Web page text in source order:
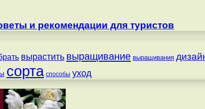
и рекомендации для туристов
вырастить выращивание выращивания
сорта способы уход